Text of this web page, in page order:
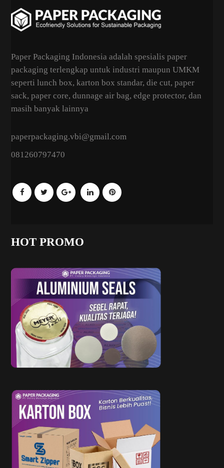
Paper Packaging Indonesia adalah spesialis paper
packaging terlengkap untuk industri maupun UMKM
seperti lunch box, karton box standar, die cut, paper
sack, paper core, dunnage air bag, edge protector, dan
masih banyak lainnya
paperpackaging.vbi@gmail.com
081260797470
HOT PROMO